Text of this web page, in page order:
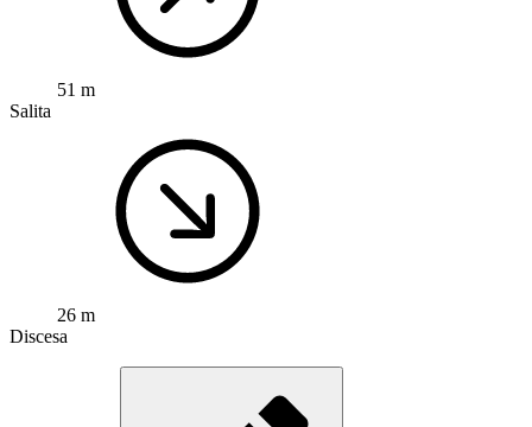
51 m
Salita
26 m
Discesa